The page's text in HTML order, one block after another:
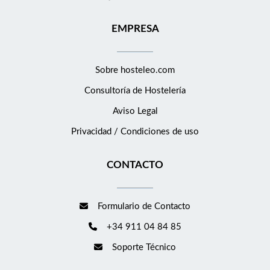
organizativa y orientación al detalle. Conocimiento de ventas y
propuestas y experiencias para huéspedes. Disponibilidad para
trabajar turnos rotativos, fines de semana y festivos. Se Ofrece
de continuidad y desarrollo profesional. Salario según convenio
ventas. Alojamiento disponible (con suplemento).
EMPRESA
Sobre hosteleo.com
Consultoría de Hostelería
Aviso Legal
Privacidad / Condiciones de uso
CONTACTO
Formulario de Contacto
+34 911 04 84 85
Soporte Técnico